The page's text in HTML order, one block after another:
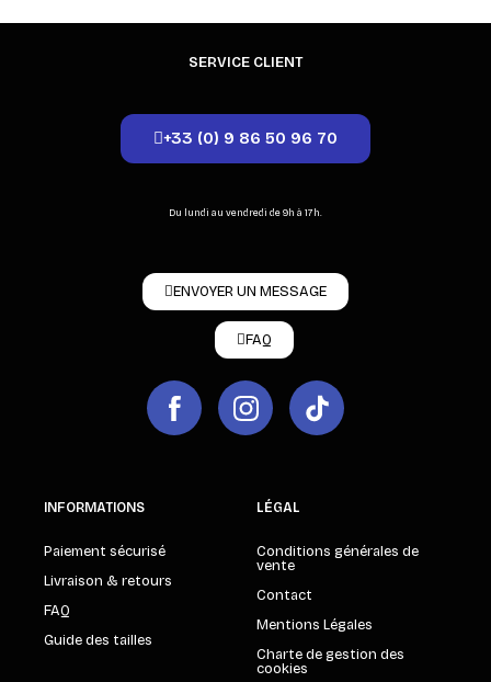
SERVICE CLIENT
+33 (0) 9 86 50 96 70
Du lundi au vendredi de 9h à 17h.
ENVOYER UN MESSAGE
FAQ
INFORMATIONS
Paiement sécurisé
Livraison & retours
FAQ
Guide des tailles
LÉGAL
Conditions générales de
vente
Contact
Mentions Légales
Charte de gestion des
cookies